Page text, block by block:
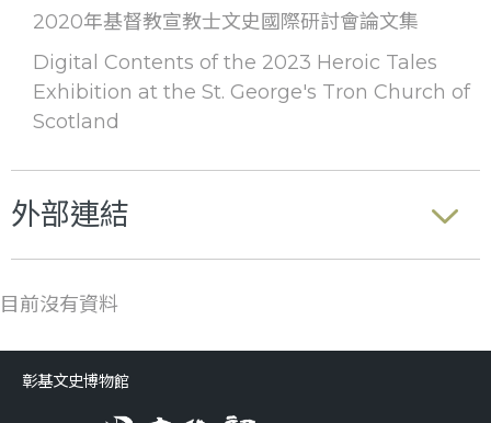
2020年基督教宣教士文史國際研討會論文集
Digital Contents of the 2023 Heroic Tales
Exhibition at the St. George's Tron Church of
Scotland
外部連結
目前沒有資料
彰基文史博物館